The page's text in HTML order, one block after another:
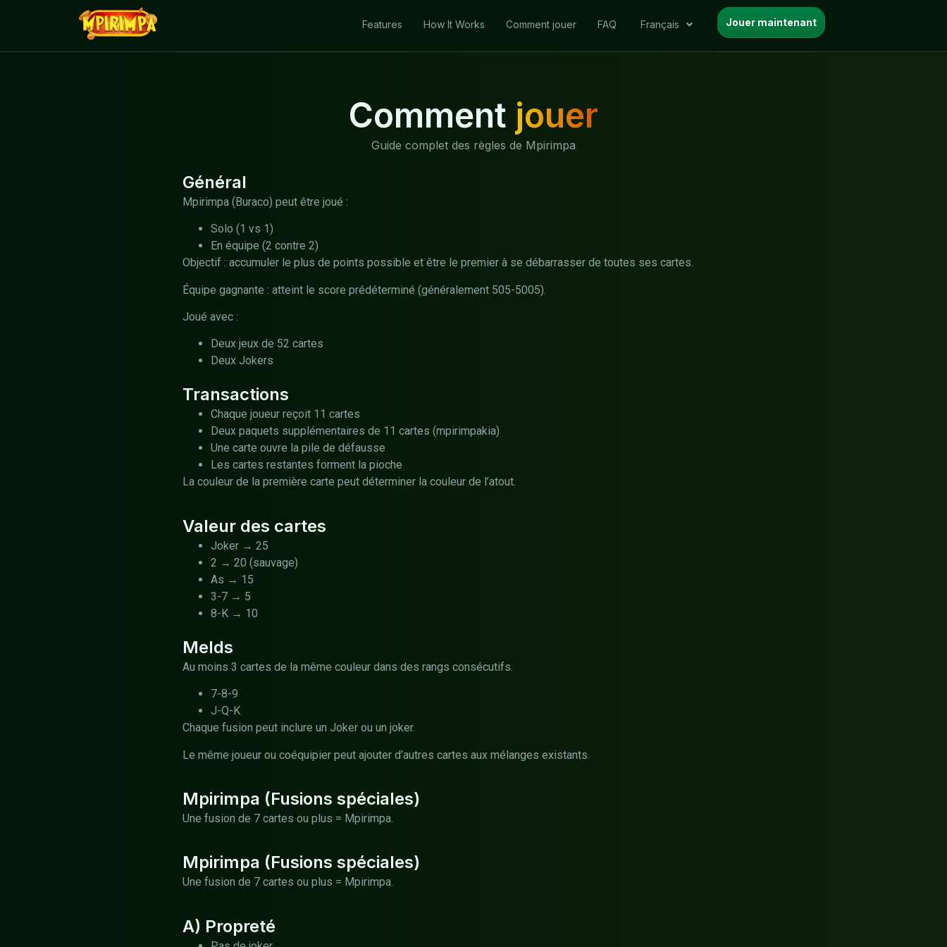
Features How It Works Comment jouer FAQ Français Jouer maintenant
Comment jouer
Guide complet des règles de Mpirimpa
Général
Mpirimpa (Buraco) peut être joué :
Solo (1 vs 1)
En équipe (2 contre 2)
Objectif : accumuler le plus de points possible et être le premier à se débarrasser de toutes ses cartes.
Équipe gagnante : atteint le score prédéterminé (généralement 505-5005).
Joué avec :
Deux jeux de 52 cartes
Deux Jokers
Transactions
Chaque joueur reçoit 11 cartes
Deux paquets supplémentaires de 11 cartes (mpirimpakia)
Une carte ouvre la pile de défausse
Les cartes restantes forment la pioche
La couleur de la première carte peut déterminer la couleur de l’atout.
Valeur des cartes
Joker → 25
2 → 20 (sauvage)
As → 15
3-7 → 5
8-K → 10
Melds
Au moins 3 cartes de la même couleur dans des rangs consécutifs.
7-8-9
J-Q-K
Chaque fusion peut inclure un Joker ou un joker.
Le même joueur ou coéquipier peut ajouter d’autres cartes aux mélanges existants.
Mpirimpa (Fusions spéciales)
Une fusion de 7 cartes ou plus = Mpirimpa.
Mpirimpa (Fusions spéciales)
Une fusion de 7 cartes ou plus = Mpirimpa.
A) Propreté